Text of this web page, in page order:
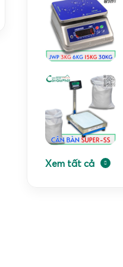
Xem tất cả